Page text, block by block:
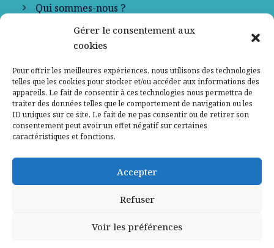
Gérer le consentement aux
cookies
Pour offrir les meilleures expériences, nous utilisons des technologies
telles que les cookies pour stocker et/ou accéder aux informations des
appareils. Le fait de consentir à ces technologies nous permettra de
traiter des données telles que le comportement de navigation ou les
ID uniques sur ce site. Le fait de ne pas consentir ou de retirer son
consentement peut avoir un effet négatif sur certaines
caractéristiques et fonctions.
Accepter
Refuser
Voir les préférences
Qui sommes-nous ?
Contactez-nous
Mentions légales
Politique de confidentialité